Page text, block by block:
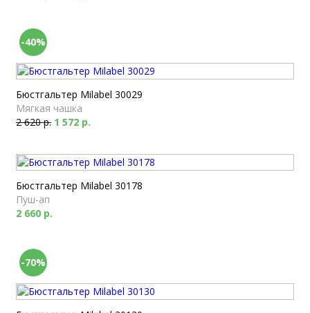
-40%
Бюстгальтер Milabel 30029
Мягкая чашка
2 620 р. 1 572 р.
Бюстгальтер Milabel 30178
Пуш-ап
2 660 р.
-70%